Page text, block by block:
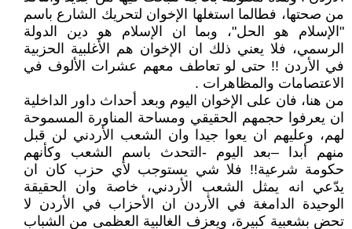
من صحتها، فطالما استغلها الإخوان لتحريك الشارع باسم
"الإسلام هو الحل"، وبما ان الإسلام هو دين الدولة
الرسمي، فلا يعني ذلك ان الإخوان هم الأغلبية الحزبية
في الأردن !! حتى لو تعاطف معهم عشرات الألوف في
الاعتصامات والمظاهرات .
من هنا، فان على الإخوان اليوم وبعد أحداث داور الداخلية
ان يعرفوا حجمهم الحقيقي ومساحة المناورة المسموحة
لهم، وعليهم ان يعوا جيدا وان الشعب الأردني لن قبل
منهم أبدا –بعد اليوم -التحدث باسم الشعب وكأنهم
حكومة شرعية!! فلا شي يستوجب لأي حزب كان ان
يدّعي انه يمثل الشعب الأردني، خاصة وان الحقيقة
الوحيدة الدامغة في الأردن ان الأحزاب في الأردن لا
تحض بشعبية كبيرة، ويعزف الغالبية العظمى من الشباب